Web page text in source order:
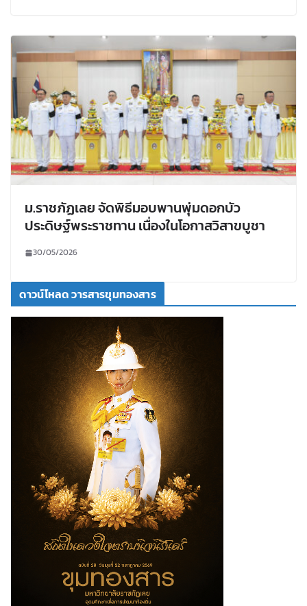
ม.ราชภัฏเลย จัดพิธีมอบพานพุ่มดอกบัว
ประดิษฐ์พระราชทาน เนื่องในโอกาสวิสาขบูชา
30/05/2026
ดาวน์โหลด วารสารขุมทองสาร